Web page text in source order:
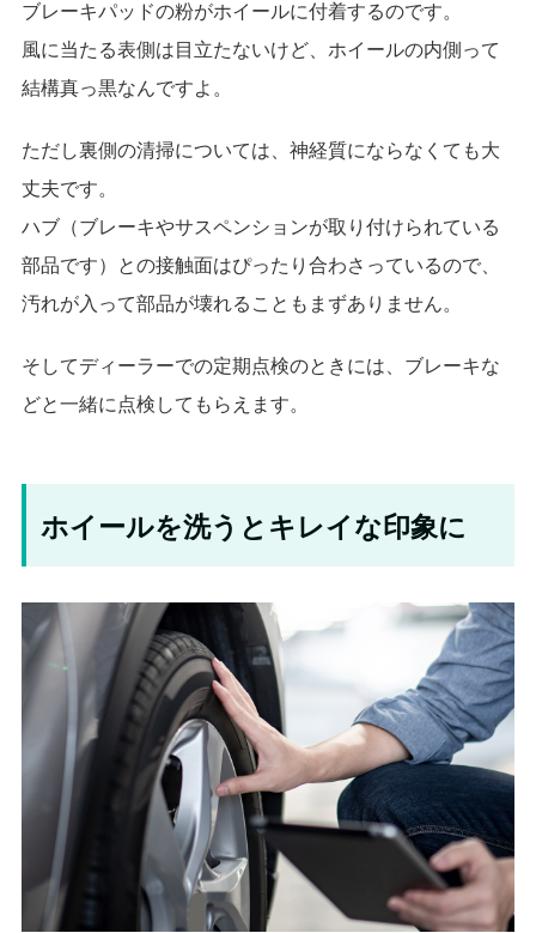
ブレーキパッドの粉がホイールに付着するのです。
風に当たる表側は目立たないけど、ホイールの内側って
結構真っ黒なんですよ。
ただし裏側の清掃については、神経質にならなくても大
丈夫です。
ハブ（ブレーキやサスペンションが取り付けられている
部品です）との接触面はぴったり合わさっているので、
汚れが入って部品が壊れることもまずありません。
そしてディーラーでの定期点検のときには、ブレーキな
どと一緒に点検してもらえます。
ホイールを洗うとキレイな印象に